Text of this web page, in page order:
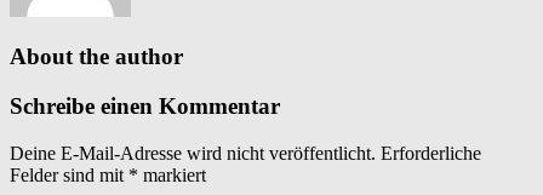
About the author
Schreibe einen Kommentar
Deine E-Mail-Adresse wird nicht veröffentlicht. Erforderliche
Felder sind mit * markiert